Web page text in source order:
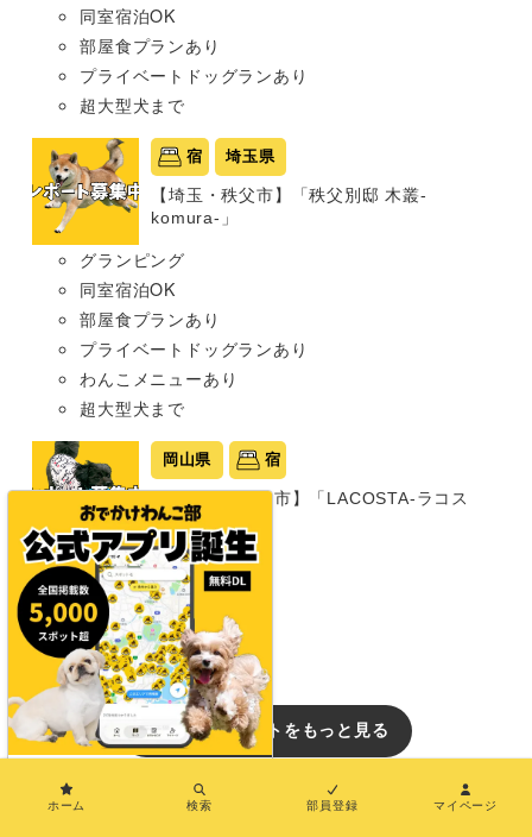
同室宿泊OK
部屋食プランあり
プライベートドッグランあり
超大型犬まで
宿 埼玉県
【埼玉・秩父市】「秩父別邸 木叢-
komura-」
グランピング
同室宿泊OK
部屋食プランあり
プライベートドッグランあり
わんこメニューあり
超大型犬まで
岡山県 宿
【岡山・瀬戸内市】「LACOSTA-ラコス
タ-」
グランピング
同室宿泊OK
部屋食プランあり
中型犬まで
おでかけレポートをもっと見る
ホーム 検索 部員登録 マイページ